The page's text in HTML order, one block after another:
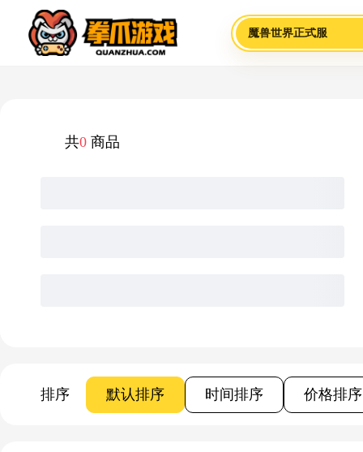
魔兽世界正式服
共0 商品
排序 默认排序 时间排序 价格排序